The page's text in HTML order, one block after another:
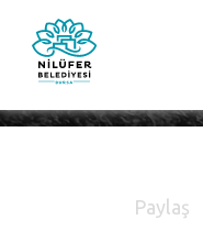
Paylaş